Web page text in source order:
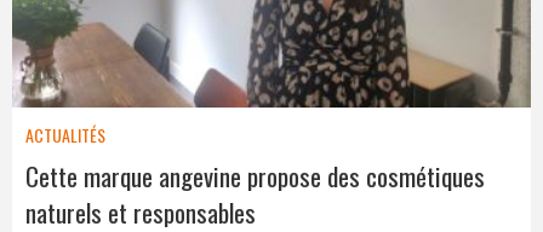
ACTUALITÉS
Cette marque angevine propose des cosmétiques
naturels et responsables